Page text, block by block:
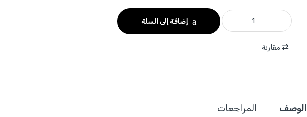
WSDA261 - مفك براغي شق نجاصة S2 قياس SL6.5*35 مم مغناطيس ماركة WADFOW quantity
إضافة إلى السلة
مقارنة
الوصف المراجعات